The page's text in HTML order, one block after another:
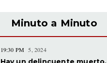
Minuto a Minuto
19:30 PM 5, 2024